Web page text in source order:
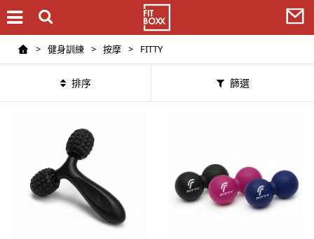
> 健身訓練 > 按摩 > FITTY
排序 篩選